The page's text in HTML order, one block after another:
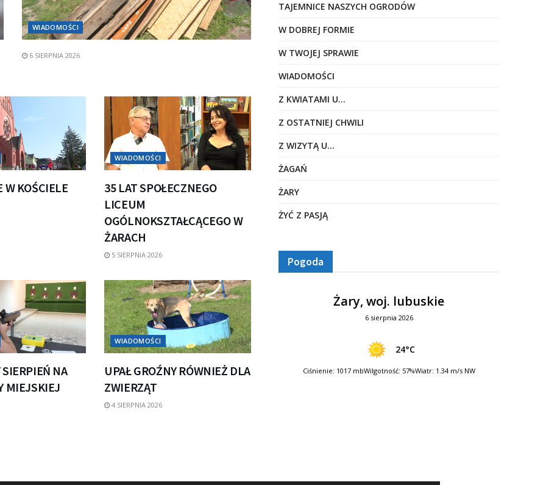
WIADOMOŚCI
6 SIERPNIA 2026
W KOŚCIELE
WIADOMOŚCI
35 LAT SPOŁECZNEGO
LICEUM
OGÓLNOKSZTAŁCĄCEGO W
ŻARACH
5 SIERPNIA 2026
SIERPIEŃ NA
MIEJSKIEJ
WIADOMOŚCI
UPAŁ GROŹNY RÓWNIEŻ DLA
ZWIERZĄT
4 SIERPNIA 2026
TAJEMNICE NASZYCH OGRODÓW
W DOBREJ FORMIE
W TWOJEJ SPRAWIE
WIADOMOŚCI
Z KWIATAMI U…
Z OSTATNIEJ CHWILI
Z WIZYTĄ U…
ŻAGAŃ
ŻARY
ŻYĆ Z PASJĄ
Pogoda
Żary, woj. lubuskie
6 sierpnia 2026
24°C
Ciśnienie: 1017 mbWilgotność: 57%Wiatr: 1.34 m/s NW